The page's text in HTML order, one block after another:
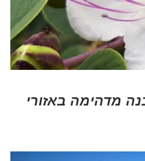
מדהימה באזורי